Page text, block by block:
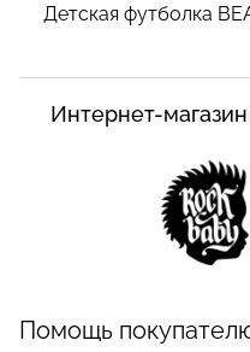
Детская футболка
Интернет-
Помощь